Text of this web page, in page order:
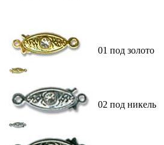
01 под золото
02 под никель